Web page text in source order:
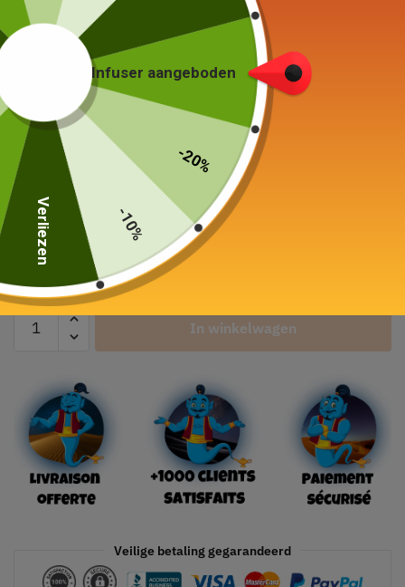
Japanse Chawan
Matcha schaal
32,90 €
Kleur
In winkelwagen
Veilige betaling gegarandeerd
Infuser aangeboden
-20%
-10%
Verliezen